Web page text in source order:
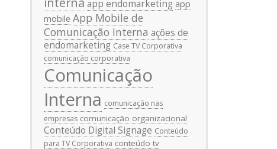
app endomarketing app
mobile App Mobile de
Comunicação Interna ações de
endomarketing Case TV Corporativa
comunicação corporativa
Comunicação
Interna comunicação nas
empresas comunicação organizacional
Conteúdo Digital Signage Conteúdo
para TV Corporativa conteúdo tv